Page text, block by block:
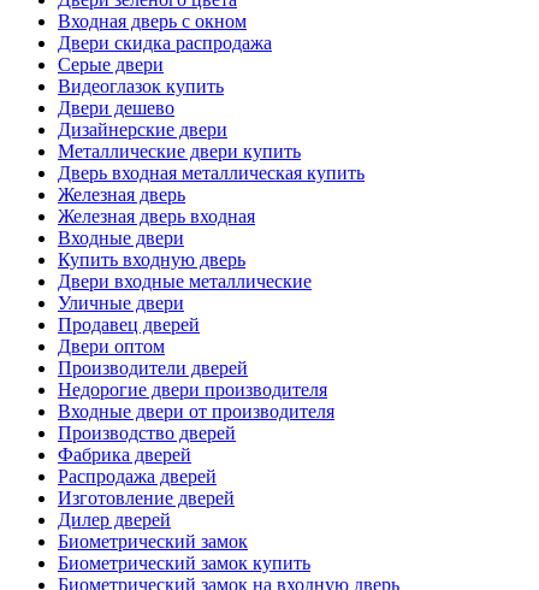
Входная дверь с окном
Двери скидка распродажа
Серые двери
Видеоглазок купить
Двери дешево
Дизайнерские двери
Металлические двери купить
Дверь входная металлическая купить
Железная дверь
Железная дверь входная
Входные двери
Купить входную дверь
Двери входные металлические
Уличные двери
Продавец дверей
Двери оптом
Производители дверей
Недорогие двери производителя
Входные двери от производителя
Производство дверей
Фабрика дверей
Распродажа дверей
Изготовление дверей
Дилер дверей
Биометрический замок
Биометрический замок купить
Биометрический замок на входную дверь